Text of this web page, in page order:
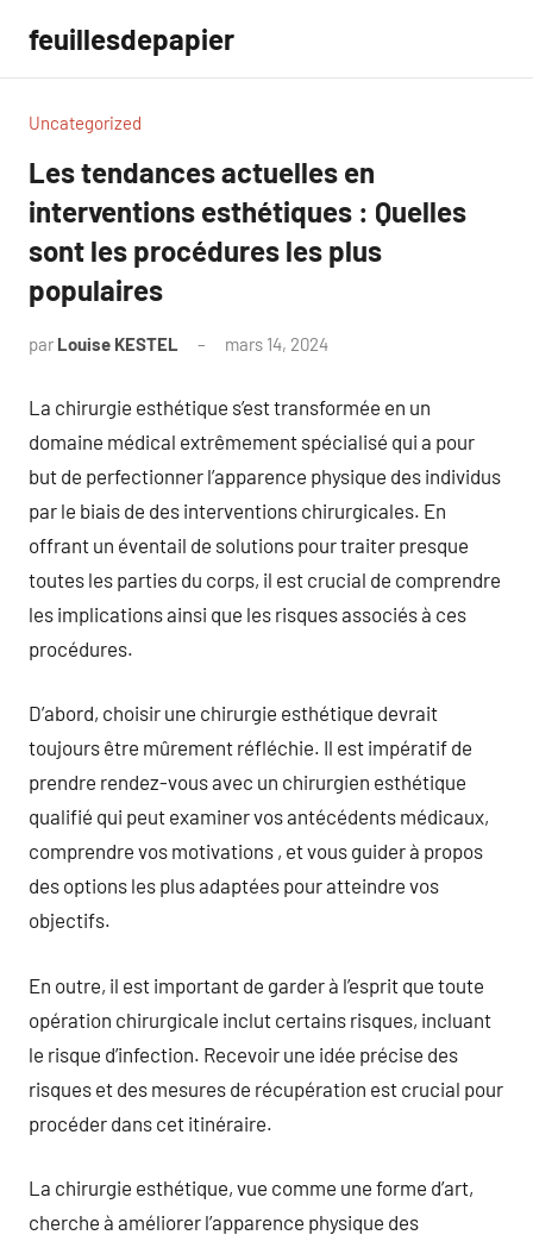
contenu
feuillesdepapier
Uncategorized
Les tendances actuelles en
interventions esthétiques : Quelles
sont les procédures les plus
populaires
par Louise KESTEL mars 14, 2024
La chirurgie esthétique s’est transformée en un
domaine médical extrêmement spécialisé qui a pour
but de perfectionner l’apparence physique des individus
par le biais de des interventions chirurgicales. En
offrant un éventail de solutions pour traiter presque
toutes les parties du corps, il est crucial de comprendre
les implications ainsi que les risques associés à ces
procédures.
D’abord, choisir une chirurgie esthétique devrait
toujours être mûrement réfléchie. Il est impératif de
prendre rendez-vous avec un chirurgien esthétique
qualifié qui peut examiner vos antécédents médicaux,
comprendre vos motivations , et vous guider à propos
des options les plus adaptées pour atteindre vos
objectifs.
En outre, il est important de garder à l’esprit que toute
opération chirurgicale inclut certains risques, incluant
le risque d’infection. Recevoir une idée précise des
risques et des mesures de récupération est crucial pour
procéder dans cet itinéraire.
La chirurgie esthétique, vue comme une forme d’art,
cherche à améliorer l’apparence physique des